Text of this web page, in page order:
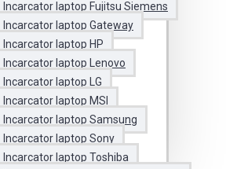
Incarcator laptop Fujitsu Siemens
Incarcator laptop Gateway
Incarcator laptop HP
Incarcator laptop Lenovo
Incarcator laptop LG
Incarcator laptop MSI
Incarcator laptop Samsung
Incarcator laptop Sony
Incarcator laptop Toshiba